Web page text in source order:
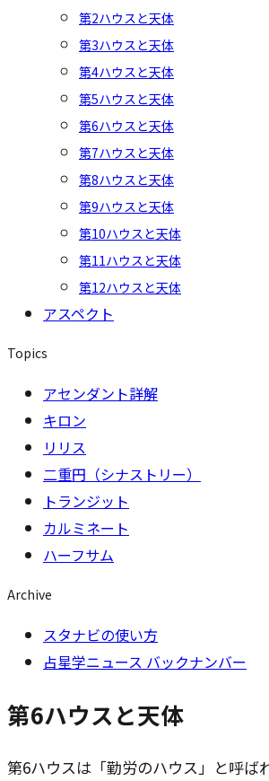
第2ハウスと天体
第3ハウスと天体
第4ハウスと天体
第5ハウスと天体
第6ハウスと天体
第7ハウスと天体
第8ハウスと天体
第9ハウスと天体
第10ハウスと天体
第11ハウスと天体
第12ハウスと天体
アスペクト
Topics
アセンダント詳解
キロン
リリス
二重円（シナストリー）
トランジット
カルミネート
ハーフサム
Archive
スタナビの使い方
占星学ニュース バックナンバー
第6ハウスと天体
第6ハウスは「勤労のハウス」と呼ば